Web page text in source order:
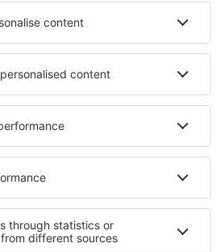
Ubytování Rauhala
Edwarda
Banff
Ubytování v Bodrumu